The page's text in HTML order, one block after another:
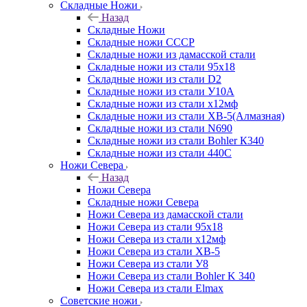
Складные Ножи
Назад
Складные Ножи
Cкладные ножи СССР
Складные ножи из дамасской стали
Складные ножи из стали 95х18
Складные ножи из стали D2
Складные ножи из стали У10А
Складные ножи из стали х12мф
Складные ножи из стали ХВ-5(Алмазная)
Складные ножи из стали N690
Складные ножи из стали Bohler К340
Складные ножи из стали 440С
Ножи Севера
Назад
Ножи Севера
Складные ножи Севера
Ножи Севера из дамасской стали
Ножи Севера из стали 95х18
Ножи Севера из стали х12мф
Ножи Севера из стали ХВ-5
Ножи Севера из стали У8
Ножи Севера из стали Bohler K 340
Ножи Севера из стали Elmax
Советские ножи